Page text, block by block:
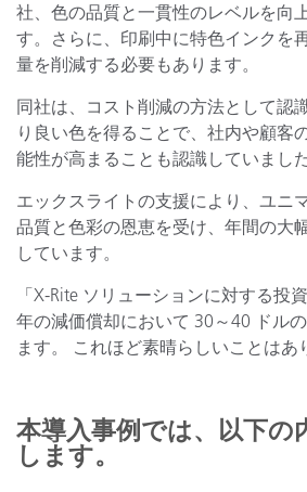
社、色の品質と一貫性のレベルを向
す。さらに、印刷中に特色インクを
量を削減する必要もあります。
同社は、コスト削減の方法として認
り良い色を得ることで、社内や顧客
能性が高まることも認識していました
エックスライトの支援により、ユニ
品質と色彩の恩恵を受け、年間の大
しています。
「X-Rite ソリューションに対する投
年の減価償却において 30～40 ドル
ます。 これほど素晴らしいことはあ
本導入事例では、以下の
します。